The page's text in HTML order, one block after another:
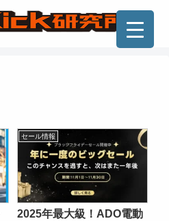
セール情報
2025年最大級！ADO電動